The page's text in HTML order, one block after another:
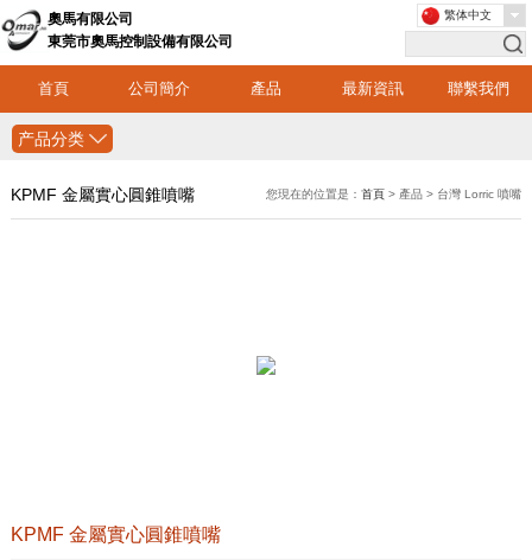
奧馬有限公司
東莞市奧馬控制設備有限公司
首頁 公司簡介 產品 最新資訊 聯繫我們
繁体中文
产品分类
KPMF 金屬實心圓錐噴嘴 您現在的位置是：首頁 > 產品 > 台灣 Lorric 噴嘴
KPMF 金屬實心圓錐噴嘴